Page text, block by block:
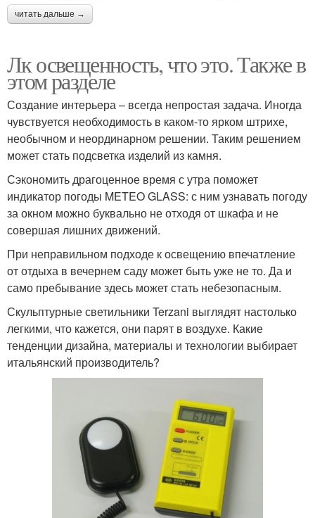
читать дальше →
Лк освещенность, что это. Также в
этом разделе
Создание интерьера – всегда непростая задача. Иногда
чувствуется необходимость в каком-то ярком штрихе,
необычном и неординарном решении. Таким решением
может стать подсветка изделий из камня.
Сэкономить драгоценное время с утра поможет
индикатор погоды METEO GLASS: с ним узнавать погоду
за окном можно буквально не отходя от шкафа и не
совершая лишних движений.
При неправильном подходе к освещению впечатление
от отдыха в вечернем саду может быть уже не то. Да и
само пребывание здесь может стать небезопасным.
Скульптурные светильники Terzani выглядят настолько
легкими, что кажется, они парят в воздухе. Какие
тенденции дизайна, материалы и технологии выбирает
итальянский производитель?